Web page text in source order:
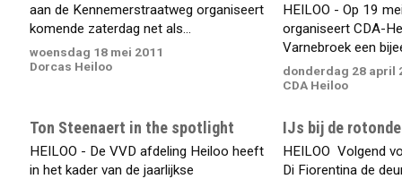
aan de Kennemerstraatweg organiseert
komende zaterdag net als...
woensdag 18 mei 2011
Dorcas Heiloo
HEILOO - Op 19
organiseert CDA-
Varnebroek een
donderdag 28 april
CDA Heiloo
Ton Steenaert in the spotlight
HEILOO - De VVD afdeling Heiloo heeft
in het kader van de jaarlijkse
IJs bij de rotonde
HEILOO  Volgend
Di Fiorentina de